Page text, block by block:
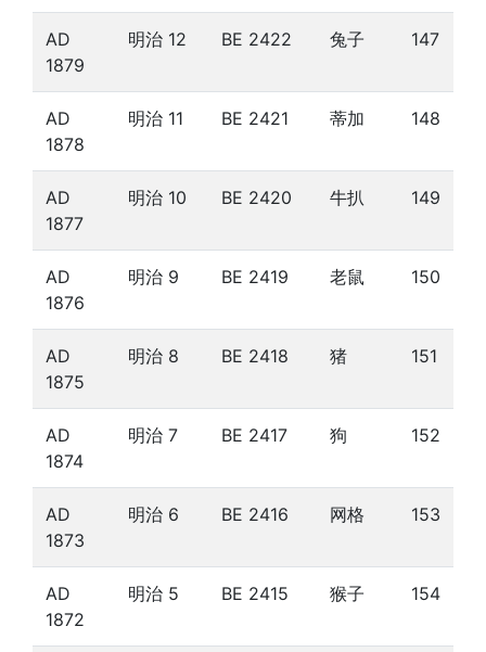
AD
1879
明治 12 BE 2422 兔子 147
AD
1878
明治 11 BE 2421 蒂加 148
AD
1877
明治 10 BE 2420 牛扒 149
AD
1876
明治 9 BE 2419 老鼠 150
AD
1875
明治 8 BE 2418 猪 151
AD
1874
明治 7 BE 2417 狗 152
AD
1873
明治 6 BE 2416 网格 153
AD
1872
明治 5 BE 2415 猴子 154